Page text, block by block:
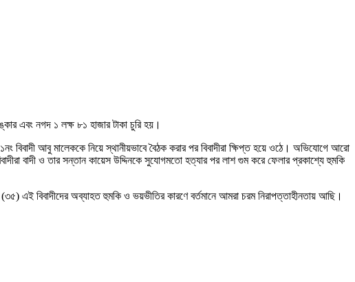
এবং নগদ ১ লক্ষ ৮১ হাজার টাকা চুরি হয়।
আবু মালেককে নিয়ে স্থানীয়ভাবে বৈঠক করার পর বিবাদীরা ক্ষিপ্ত হয়ে ওঠে। অভিযোগে আরো
বাদী ও তার সন্তান কায়েস উদ্দিনকে সুযোগমতো হত্যার পর লাশ গুম করে ফেলার প্রকাশ্যে হুমকি
বিবাদীদের অব্যাহত হুমকি ও ভয়ভীতির কারণে বর্তমানে আমরা চরম নিরাপত্তাহীনতায় আছি।